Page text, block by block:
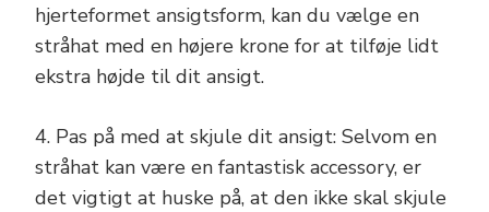
hjerteformet ansigtsform, kan du vælge en
stråhat med en højere krone for at tilføje lidt
ekstra højde til dit ansigt.
4. Pas på med at skjule dit ansigt: Selvom en
stråhat kan være en fantastisk accessory, er
det vigtigt at huske på, at den ikke skal skjule